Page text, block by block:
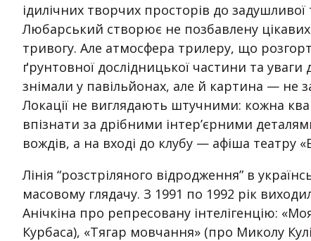
ідилічних творчих просторів до
Любарський створює не позбавлену
тривогу. Але атмосфера трилеру, що
ґрунтовної дослідницької частини та
знімали у павільйонах, але й картина — не
Локації не виглядають штучними: кожна
впізнати за дрібними інтер’єрними
вождів, а на вході до клубу — афіша театру
Лінія “розстріляного відродження” в
масовому глядачу. З 1991 по 1992 рік
Анічкіна про репресовану інтелігенцію:
Курбаса), «Тягар мовчання» (про Миколу